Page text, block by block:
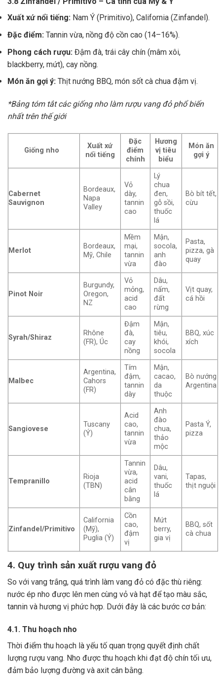
Xuất xứ nổi tiếng: Nam Ý (Primitivo), California (Zinfandel).
Đặc điểm: Tannin vừa, nồng độ cồn cao (14–16%).
Phong cách rượu: Đậm đà, trái cây chín (mâm xôi,
blackberry, mứt), cay nồng.
Món ăn gợi ý: Thịt nướng BBQ, món sốt cà chua đậm vị.
*Bảng tóm tắt các giống nho làm rượu vang đỏ phổ biến
nhất trên thế giới
Giống nho
Xuất xứ
nổi tiếng
Đặc
điểm
chính
Hương
vị tiêu
biểu
Món ăn
gợi ý
Cabernet
Sauvignon
Bordeaux,
Napa
Valley
Vỏ
dày,
tannin
cao
Lý
chua
đen,
gỗ sồi,
thuốc
lá
Bò bít tết,
cừu
Merlot
Bordeaux,
Mỹ, Chile
Mềm
mại,
tannin
vừa
Mận,
socola,
anh
đào
Pasta,
pizza, gà
quay
Pinot Noir
Burgundy,
Oregon,
NZ
Vỏ
mỏng,
acid
cao
Dâu,
nấm,
đất
rừng
Vịt quay,
cá hồi
Syrah/Shiraz
Rhône
(FR), Úc
Đậm
đà,
cay
nồng
Mận,
tiêu,
khói,
socola
BBQ, xúc
xích
Malbec
Argentina,
Cahors
(FR)
Tím
đậm,
tannin
dày
Mận,
cacao,
da
thuộc
Bò nướng
Argentina
Sangiovese
Tuscany
(Ý)
Acid
cao,
tannin
vừa
Anh
đào
chua,
thảo
mộc
Pasta Ý,
pizza
Tempranillo
Rioja
(TBN)
Tannin
vừa,
acid
cân
bằng
Dâu,
vani,
thuốc
lá
Tapas,
thịt nguội
Zinfandel/Primitivo
California
(Mỹ),
Puglia (Ý)
Cồn
cao,
đậm
vị
Mứt
berry,
gia vị
BBQ, sốt
cà chua
4. Quy trình sản xuất rượu vang đỏ
So với vang trắng, quá trình làm vang đỏ có đặc thù riêng:
nước ép nho được lên men cùng vỏ và hạt để tạo màu sắc,
tannin và hương vị phức hợp. Dưới đây là các bước cơ bản:
4.1. Thu hoạch nho
Thời điểm thu hoạch là yếu tố quan trọng quyết định chất
lượng rượu vang. Nho được thu hoạch khi đạt độ chín tối ưu,
đảm bảo lượng đường và axit cân bằng.